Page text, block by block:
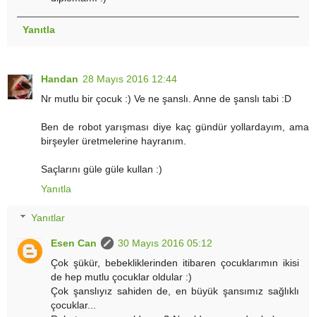
Yanıtla
Handan 28 Mayıs 2016 12:44
Nr mutlu bir çocuk :) Ve ne şanslı. Anne de şanslı tabi :D
Ben de robot yarışması diye kaç gündür yollardayım, ama
birşeyler üretmelerine hayranım.
Saçlarını güle güle kullan :)
Yanıtla
Yanıtlar
Esen Can
30 Mayıs 2016 05:12
Çok şükür, bebekliklerinden itibaren çocuklarımın ikisi
de hep mutlu çocuklar oldular :)
Çok şanslıyız sahiden de, en büyük şansımız sağlıklı
çocuklar...